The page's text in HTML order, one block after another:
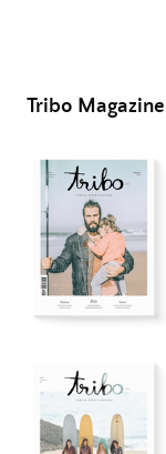
Tribo Magazine